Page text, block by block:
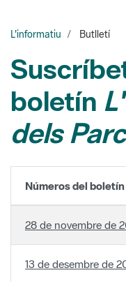
boletín
dels
Números del boletín